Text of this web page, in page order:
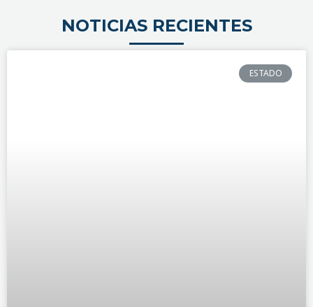
NOTICIAS RECIENTES
ESTADO